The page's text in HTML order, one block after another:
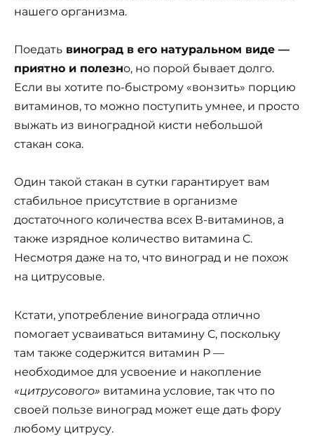
нашего организма.
Поедать виноград в его натуральном виде —
приятно и полезно, но порой бывает долго.
Если вы хотите по-быстрому «вонзить» порцию
витаминов, то можно поступить умнее, и просто
выжать из виноградной кисти небольшой
стакан сока.
Один такой стакан в сутки гарантирует вам
стабильное присутствие в организме
достаточного количества всех В-витаминов, а
также изрядное количество витамина С.
Несмотря даже на то, что виноград и не похож
на цитрусовые.
Кстати, употребление винограда отлично
помогает усваиваться витамину С, поскольку
там также содержится витамин Р —
необходимое для усвоение и накопление
«цитрусового» витамина условие, так что по
своей пользе виноград может еще дать фору
любому цитрусу.